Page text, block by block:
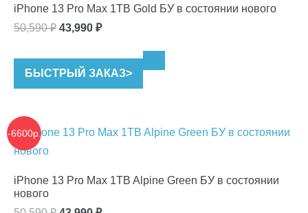
iPhone 13 Pro Max 1TB Gold БУ в состоянии нового
50,590₽ Первоначальная
составляла
43,990 ₽Текущая
БЫСТРЫЙ ЗАКАЗ>
-6600р.
iPhone 13 Pro Max 1TB Alpine Green БУ в состоянии
нового